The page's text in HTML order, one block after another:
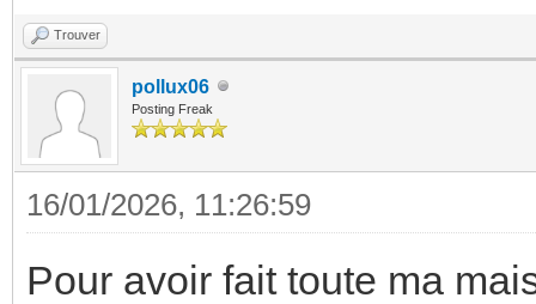
Trouver
pollux06
Posting Freak
16/01/2026, 11:26:59
Pour avoir fait toute ma